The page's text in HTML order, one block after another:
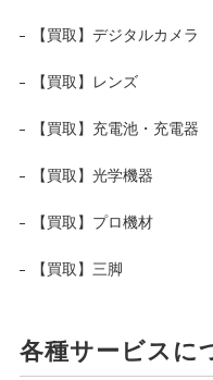
【買取】デジタルカメラ
【買取】レンズ
【買取】充電池・充電器
【買取】光学機器
【買取】プロ機材
【買取】三脚
各種サービスに